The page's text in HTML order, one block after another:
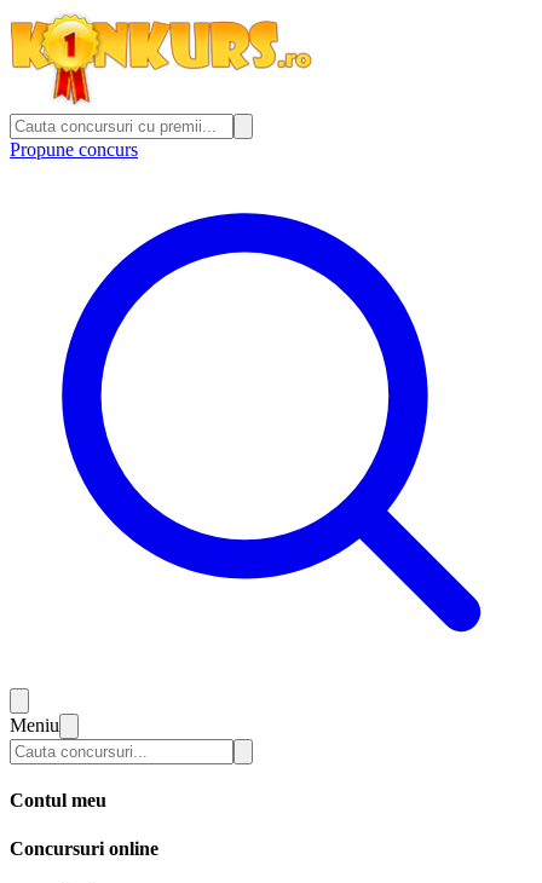
Propune concurs
Meniu
Contul meu
Concursuri online